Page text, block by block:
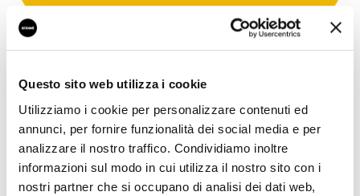
Questo sito web utilizza i cookie
Utilizziamo i cookie per personalizzare contenuti ed
annunci, per fornire funzionalità dei social media e per
analizzare il nostro traffico. Condividiamo inoltre
informazioni sul modo in cui utilizza il nostro sito con i
nostri partner che si occupano di analisi dei dati web,
integrazione
cross-
channel
tra Google Search,
YouTube per un
impatto multicanale
e scalabile.